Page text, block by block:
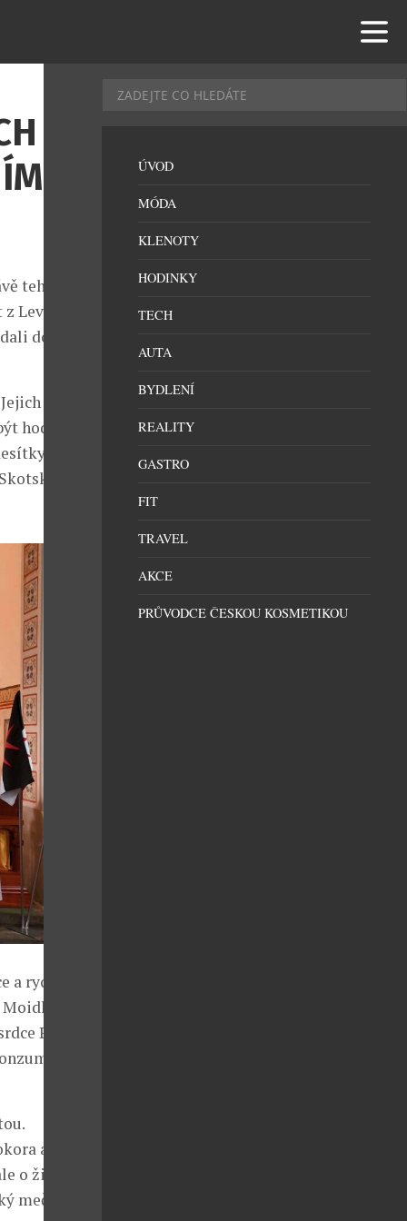
tehdy se
Levantis, a
do
cesta
hodni
jsou
rychlého
baron,
Páně v
My
a
o živé
meč už
ÚVOD
MÓDA
KLENOTY
HODINKY
TECH
AUTA
BYDLENÍ
REALITY
GASTRO
FIT
TRAVEL
AKCE
PRŮVODCE ČESKOU KOSMETIKOU